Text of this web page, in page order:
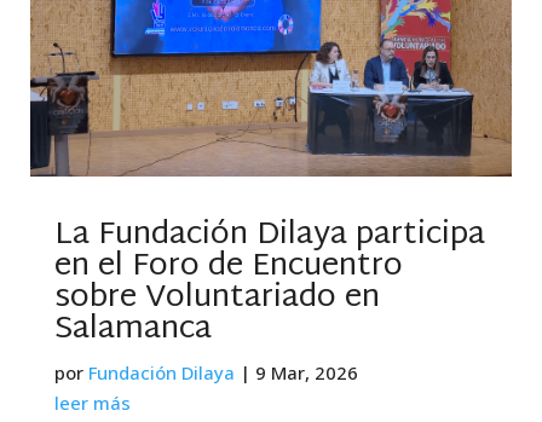
La Fundación Dilaya participa
en el Foro de Encuentro
sobre Voluntariado en
Salamanca
por Fundación Dilaya | 9 Mar, 2026
leer más